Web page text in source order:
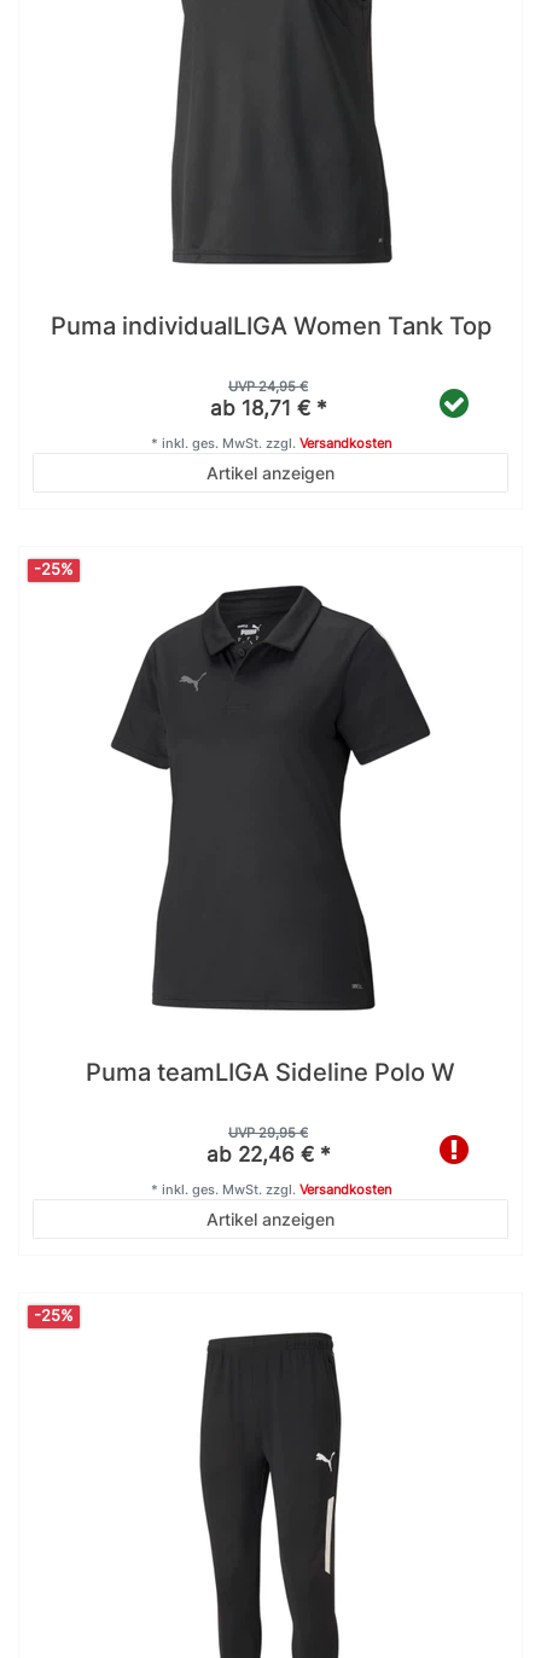
Puma individualLIGA Women Tank Top
UVP 24,95 €
ab 18,71 € *
Artikel anzeigen
* inkl. ges. MwSt.zzgl. Versandkosten
-25%
Puma teamLIGA Sideline Polo W
UVP 29,95 €
ab 22,46 € *
Artikel anzeigen
* inkl. ges. MwSt.zzgl. Versandkosten
-25%